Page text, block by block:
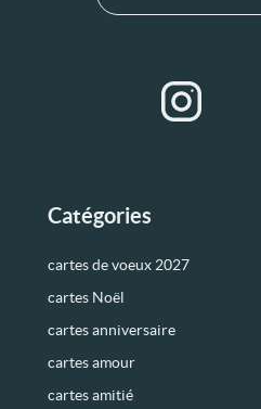
Catégories
cartes de voeux 2027
cartes Noël
cartes anniversaire
cartes amour
cartes amitié